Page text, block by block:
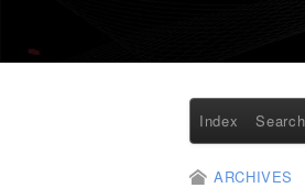
Index Search
ARCHIVES